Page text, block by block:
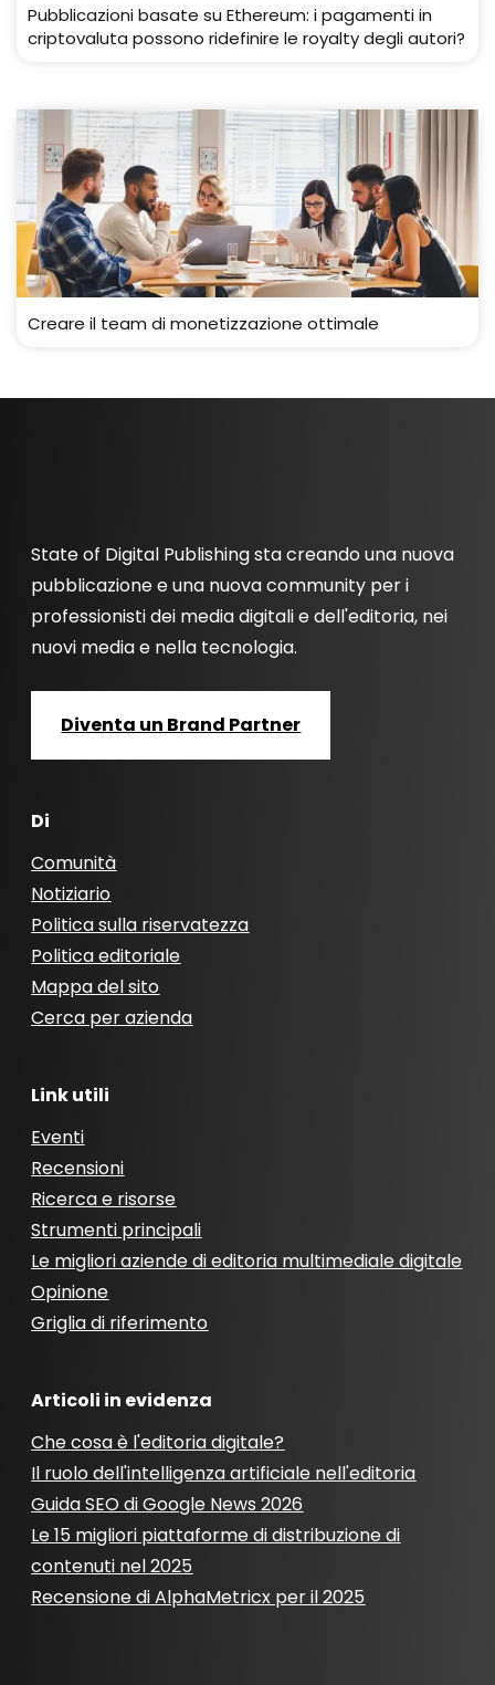
Pubblicazioni basate su Ethereum: i pagamenti in
criptovaluta possono ridefinire le royalty degli autori?
Creare il team di monetizzazione ottimale
State of Digital Publishing sta creando una nuova
pubblicazione e una nuova community per i
professionisti dei media digitali e dell'editoria, nei
nuovi media e nella tecnologia.
Diventa un Brand Partner
Di
Comunità
Notiziario
Politica sulla riservatezza
Politica editoriale
Mappa del sito
Cerca per azienda
Link utili
Eventi
Recensioni
Ricerca e risorse
Strumenti principali
Le migliori aziende di editoria multimediale digitale
Opinione
Griglia di riferimento
Articoli in evidenza
Che cosa è l'editoria digitale?
Il ruolo dell'intelligenza artificiale nell'editoria
Guida SEO di Google News 2026
Le 15 migliori piattaforme di distribuzione di
contenuti nel 2025
Recensione di AlphaMetricx per il 2025